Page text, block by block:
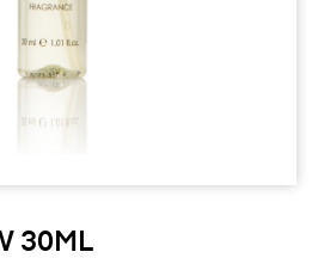
30ML